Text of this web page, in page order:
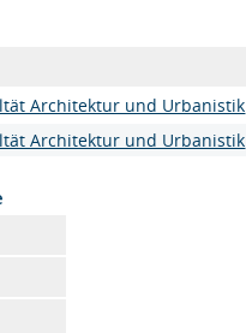
Architektur und Urbanistik
Architektur und Urbanistik